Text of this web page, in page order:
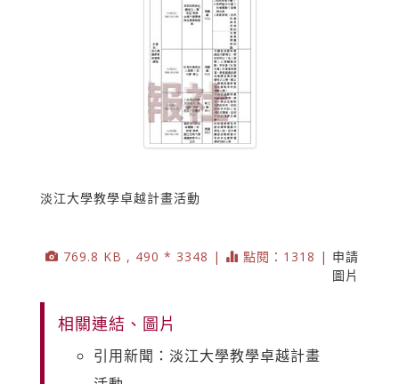
淡江大學教學卓越計畫活動
769.8 KB , 490 * 3348 | 點閱：1318 | 申請
圖片
相關連結、圖片
引用新聞：淡江大學教學卓越計畫